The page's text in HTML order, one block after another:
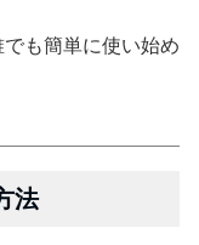
も簡単に使い始め
法